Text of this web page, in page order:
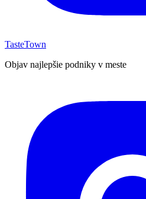
TasteTown
Objav najlepšie podniky v meste